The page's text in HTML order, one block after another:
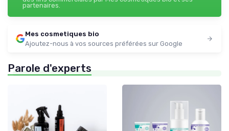
partenaires.
Mes cosmetiques bio
Ajoutez-nous à vos sources préférées sur Google
Parole d'experts